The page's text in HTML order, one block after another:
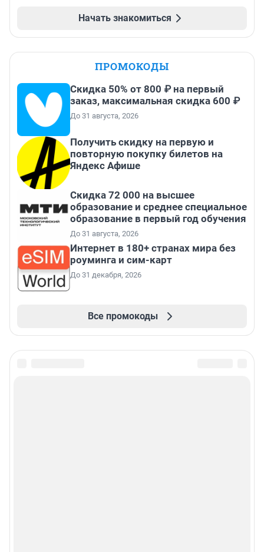
Начать знакомиться
ПРОМОКОДЫ
Скидка 50% от 800 ₽ на первый
заказ, максимальная скидка 600 ₽
До 31 августа, 2026
Получить скидку на первую и
повторную покупку билетов на
Яндекс Афише
Скидка 72 000 на высшее
образование и среднее специальное
образование в первый год обучения
До 31 августа, 2026
Интернет в 180+ странах мира без
роуминга и сим-карт
До 31 декабря, 2026
Все промокоды